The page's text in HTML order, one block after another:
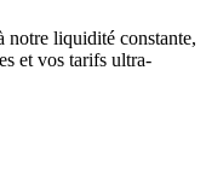
notre liquidité constante,
et vos tarifs ultra-